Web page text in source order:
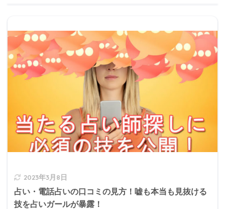
2023年3月8日
占い・電話占いの口コミの見方！嘘も本当も見抜ける
技を占いガールが暴露！